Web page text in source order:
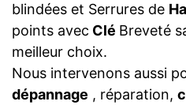
blindées et Serrures de
points avec Clé Breveté
meilleur choix.
Nous intervenons aussi
dépannage , réparation,